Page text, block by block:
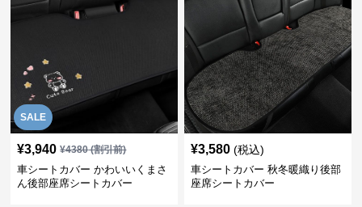
SALE
¥3,940 ¥4380(割引前)
車シートカバー かわいいくまさ
ん後部座席シートカバー
¥3,580 (税込)
車シートカバー 秋冬暖織り後部
座席シートカバー